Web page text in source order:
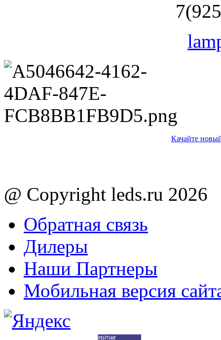
Качайте
@ Copyright leds.ru 2026
Обратная связь
Дилеры
Наши Партнеры
Мобильная версия